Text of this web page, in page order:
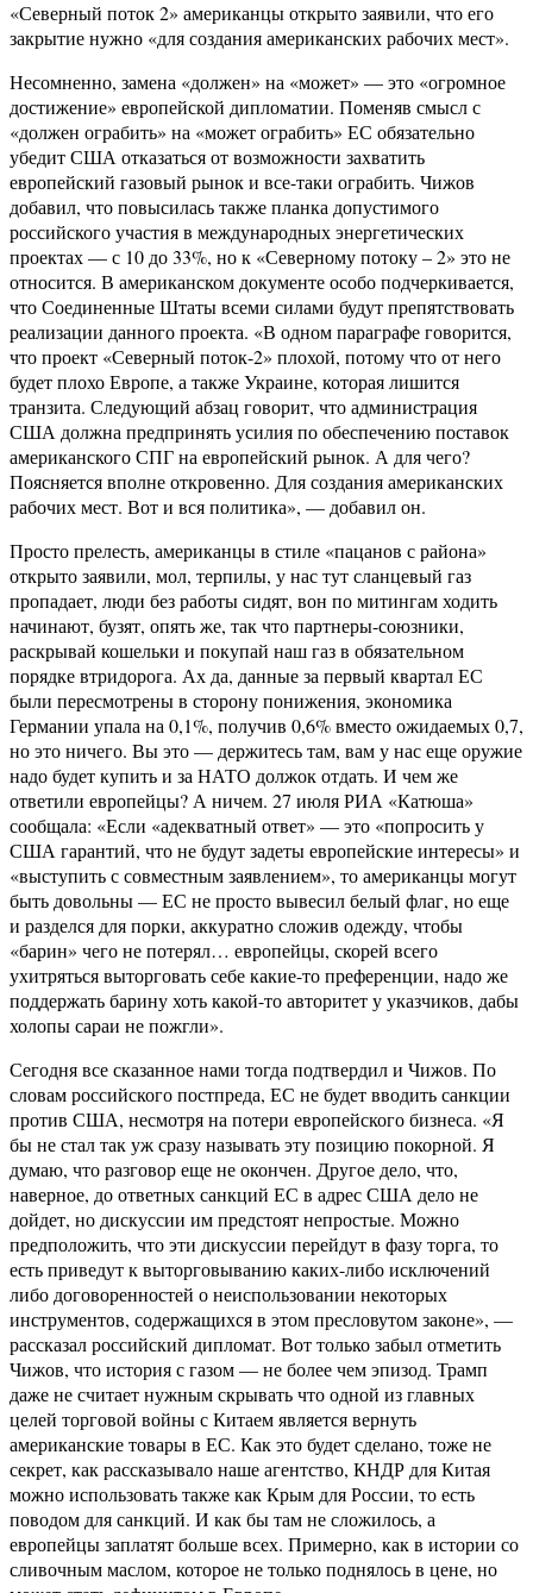
«Северный поток 2» американцы открыто заявили, что его
закрытие нужно «для создания американских рабочих мест».
Несомненно, замена «должен» на «может» — это «огромное
достижение» европейской дипломатии. Поменяв смысл с
«должен ограбить» на «может ограбить» ЕС обязательно
убедит США отказаться от возможности захватить
европейский газовый рынок и все-таки ограбить. Чижов
добавил, что повысилась также планка допустимого
российского участия в международных энергетических
проектах — с 10 до 33%, но к «Северному потоку – 2» это не
относится. В американском документе особо подчеркивается,
что Соединенные Штаты всеми силами будут препятствовать
реализации данного проекта. «В одном параграфе говорится,
что проект «Северный поток-2» плохой, потому что от него
будет плохо Европе, а также Украине, которая лишится
транзита. Следующий абзац говорит, что администрация
США должна предпринять усилия по обеспечению поставок
американского СПГ на европейский рынок. А для чего?
Поясняется вполне откровенно. Для создания американских
рабочих мест. Вот и вся политика», — добавил он.
Просто прелесть, американцы в стиле «пацанов с района»
открыто заявили, мол, терпилы, у нас тут сланцевый газ
пропадает, люди без работы сидят, вон по митингам ходить
начинают, бузят, опять же, так что партнеры-союзники,
раскрывай кошельки и покупай наш газ в обязательном
порядке втридорога. Ах да, данные за первый квартал ЕС
были пересмотрены в сторону понижения, экономика
Германии упала на 0,1%, получив 0,6% вместо ожидаемых 0,7,
но это ничего. Вы это — держитесь там, вам у нас еще оружие
надо будет купить и за НАТО должок отдать. И чем же
ответили европейцы? А ничем. 27 июля РИА «Катюша»
сообщала: «Если «адекватный ответ» — это «попросить у
США гарантий, что не будут задеты европейские интересы» и
«выступить с совместным заявлением», то американцы могут
быть довольны — ЕС не просто вывесил белый флаг, но еще
и разделся для порки, аккуратно сложив одежду, чтобы
«барин» чего не потерял… европейцы, скорей всего
ухитряться выторговать себе какие-то преференции, надо же
поддержать барину хоть какой-то авторитет у указчиков, дабы
холопы сараи не пожгли».
Сегодня все сказанное нами тогда подтвердил и Чижов. По
словам российского постпреда, ЕС не будет вводить санкции
против США, несмотря на потери европейского бизнеса. «Я
бы не стал так уж сразу называть эту позицию покорной. Я
думаю, что разговор еще не окончен. Другое дело, что,
наверное, до ответных санкций ЕС в адрес США дело не
дойдет, но дискуссии им предстоят непростые. Можно
предположить, что эти дискуссии перейдут в фазу торга, то
есть приведут к выторговыванию каких-либо исключений
либо договоренностей о неиспользовании некоторых
инструментов, содержащихся в этом пресловутом законе», —
рассказал российский дипломат. Вот только забыл отметить
Чижов, что история с газом — не более чем эпизод. Трамп
даже не считает нужным скрывать что одной из главных
целей торговой войны с Китаем является вернуть
американские товары в ЕС. Как это будет сделано, тоже не
секрет, как рассказывало наше агентство, КНДР для Китая
можно использовать также как Крым для России, то есть
поводом для санкций. И как бы там не сложилось, а
европейцы заплатят больше всех. Примерно, как в истории со
сливочным маслом, которое не только поднялось в цене, но